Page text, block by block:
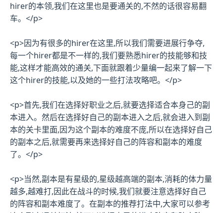
hirer的本领,我们在这里也是要通关的,不然的话很容易翻
车。</p>
<p>因为有很多的hirer在这里,所以我们需要进展行争夺,
每一个hirer都是不一样的,我们要熟悉hirer的技能够和技
能,这样才能高效的通关,下面就跟着少量编一起来了解一下
这个hirer的技能,以及她的一些打法攻略吧。</p>
<p>首先,我们在选择好职业之后,就要选择适合本身己的副
本进入。然后在选择好自己的副本进入之后,就会进入到副
本的关卡里面,因为这个副本的难度不庞,所以在选择好自己
的副本之后,就需要再来选择好自己的阵容和副本的难度
了。</p>
<p>当然,副本是有星级的,星级越高端的副本,消耗的体力量
越多,越难打,因此在战斗的时候,我们就要注意选择好自己
的阵容和副本难度了。在副本的推荐打法中,大家可以参考